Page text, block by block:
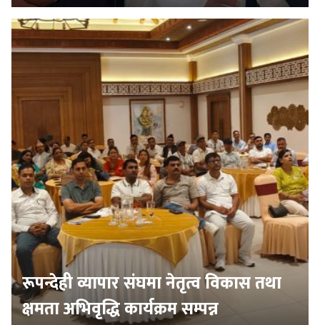
रूपन्देही व्यापार संघमा नेतृत्व विकास तथा
क्षमता अभिवृद्धि कार्यक्रम सम्पन्न